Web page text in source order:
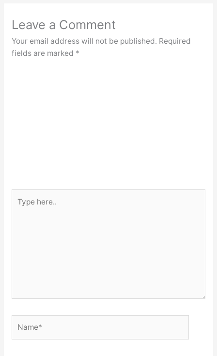
Leave a Comment
Your email address will not be published. Required
fields are marked *
here..